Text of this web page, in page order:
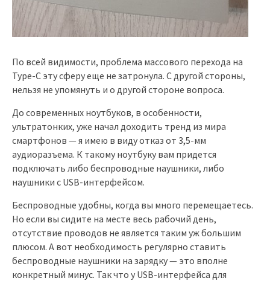
По всей видимости, проблема массового перехода на
Type-C эту сферу еще не затронула. С другой стороны,
нельзя не упомянуть и о другой стороне вопроса.
До современных ноутбуков, в особенности,
ультратонких, уже начал доходить тренд из мира
смартфонов — я имею в виду отказ от 3,5-мм
аудиоразъема. К такому ноутбуку вам придется
подключать либо беспроводные наушники, либо
наушники с USB-интерфейсом.
Беспроводные удобны, когда вы много перемещаетесь.
Но если вы сидите на месте весь рабочий день,
отсутствие проводов не является таким уж большим
плюсом. А вот необходимость регулярно ставить
беспроводные наушники на зарядку — это вполне
конкретный минус. Так что у USB-интерфейса для